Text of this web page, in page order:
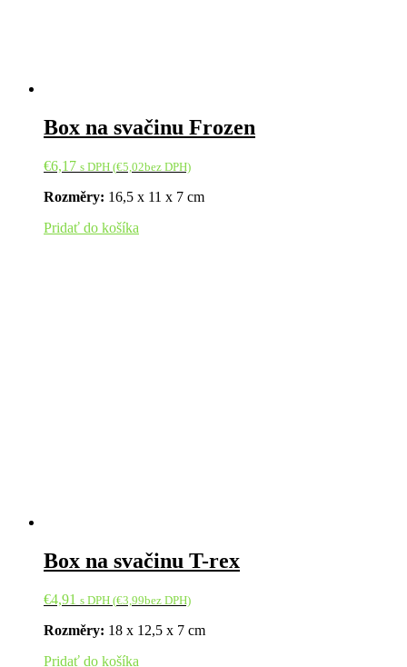
Box na svačinu Frozen
€6,17 s DPH (€5,02bez DPH)
Rozměry: 16,5 x 11 x 7 cm
Pridať do košíka
Box na svačinu T-rex
€4,91 s DPH (€3,99bez DPH)
Rozměry: 18 x 12,5 x 7 cm
Pridať do košíka